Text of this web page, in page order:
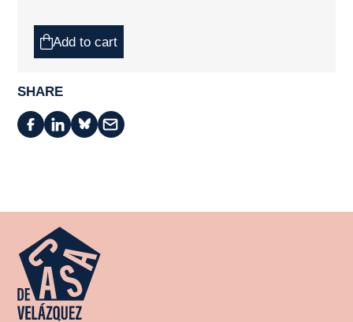
Add to cart
SHARE